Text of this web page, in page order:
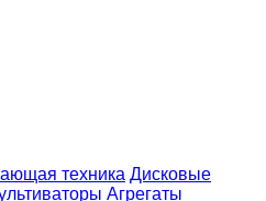
техника Дисковые
Агрегаты